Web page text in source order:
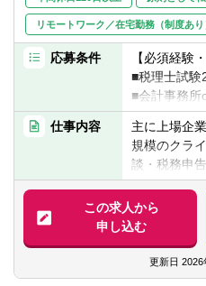
「お客様(社
が来る信頼
貢献実感…
仕事の手触
クト
成長実感…
羅的に習得(
人財育成の
・個々人が
・資格取得
資格を取得
・必要スキ
ミー、事例
リモートワーク／在宅勤務（制度あり
応募条件
【必須経験
■税理士試験
■会計事務所
以上）
■ＰＣスキル
■コミュニケ
■思考能力及
■自己が行っ
方
【歓迎する
■税理士資
仕事内容
主に上場企
規模のクラ
談・税務申
具体的には
■クライアン
■税務申告
業務等
■資産税を中
この求人から
申し込む
更新日 2026